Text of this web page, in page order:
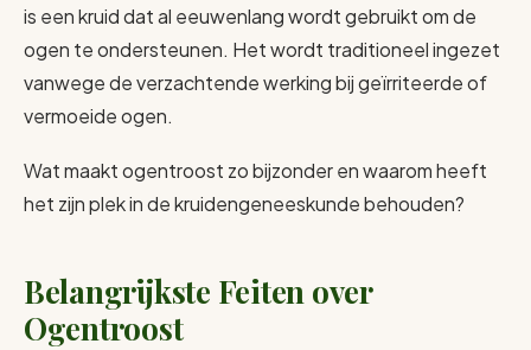
is een kruid dat al eeuwenlang wordt gebruikt om de
ogen te ondersteunen. Het wordt traditioneel ingezet
vanwege de verzachtende werking bij geïrriteerde of
vermoeide ogen.
Wat maakt ogentroost zo bijzonder en waarom heeft
het zijn plek in de kruidengeneeskunde behouden?
Belangrijkste Feiten over
Ogentroost